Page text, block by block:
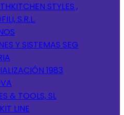
STYLES ,
S.R.L.
Y SISTEMAS SEG
1983
& TOOLS, SL
LINE